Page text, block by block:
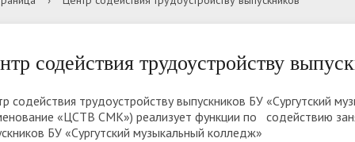
организацией
требования
питания в
организации
Стипендии и меры
обучающихся
ресурсы
договорам на оказание
образовательных услуг
проведения
Список документов для
по противодействию
Обратная связь для
фактах коррупции
содействия трудоустройству
содействия трудоустройству выпускников БУ «Сургутский
«ЦСТВ СМК») реализует функции по содействию
БУ «Сургутский музыкальный колледж»